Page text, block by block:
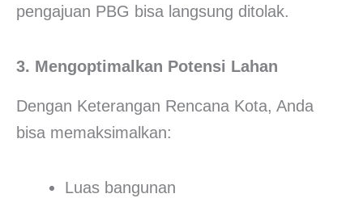
pengajuan PBG bisa langsung ditolak.
3. Mengoptimalkan Potensi Lahan
Dengan Keterangan Rencana Kota, Anda
bisa memaksimalkan:
Luas bangunan